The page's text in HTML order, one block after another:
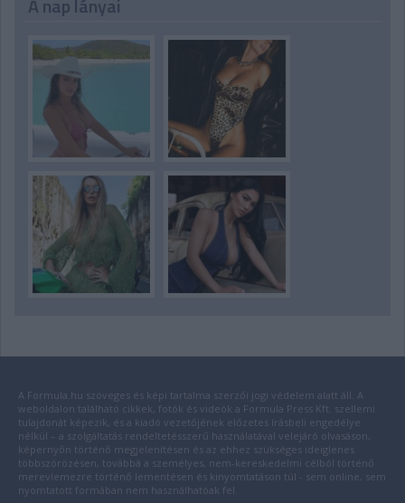
A nap lányai
A Formula.hu szöveges és képi tartalma szerzői jogi védelem alatt áll. A
weboldalon található cikkek, fotók és videók a Formula Press Kft. szellemi
tulajdonát képezik, és a kiadó vezetőjének előzetes írásbeli engedélye
nélkül – a szolgáltatás rendeltetésszerű használatával velejáró olvasáson,
képernyőn történő megjelenítésen és az ehhez szükséges ideiglenes
többszörözésen, továbbá a személyes, nem-kereskedelmi célból történő
merevlemezre történő lementésen és kinyomtatáson túl - sem online, sem
nyomtatott formában nem használhatóak fel.